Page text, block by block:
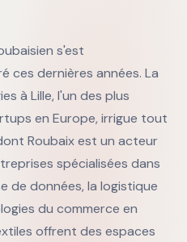
s'est
ces dernières années. La
à Lille, l'un des plus
en Europe, irrigue tout
Roubaix est un acteur
spécialisées dans
de données, la logistique
du commerce en
offrent des espaces